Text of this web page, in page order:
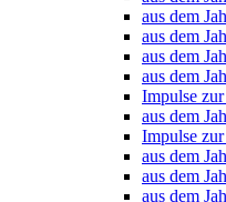
aus dem
aus dem
aus dem
aus dem
Impulse
aus dem
Impulse
aus dem
aus dem
aus dem